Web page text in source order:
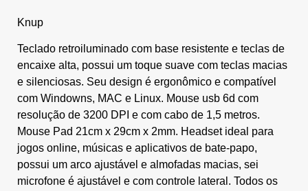
Knup
Teclado retroiluminado com base resistente e teclas de
encaixe alta, possui um toque suave com teclas macias
e silenciosas. Seu design é ergonômico e compatível
com Windowns, MAC e Linux. Mouse usb 6d com
resolução de 3200 DPI e com cabo de 1,5 metros.
Mouse Pad 21cm x 29cm x 2mm. Headset ideal para
jogos online, músicas e aplicativos de bate-papo,
possui um arco ajustável e almofadas macias, sei
microfone é ajustável e com controle lateral. Todos os